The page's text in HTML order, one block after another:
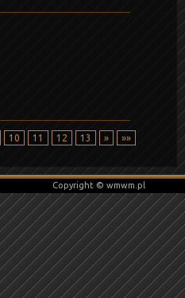
10 11 12 13 » »»
Copyright © wmwm.pl